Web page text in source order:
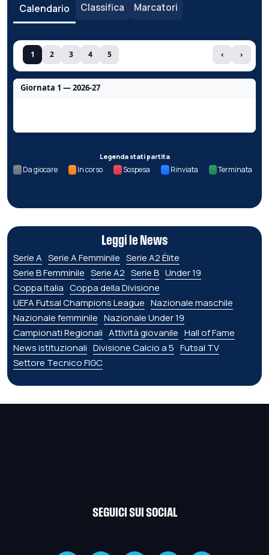
Calendario Classifica Marcatori
1 2 3 4 5 ‹ ›
Giornata 1 — 2026-27
Legenda stati partita
Da giocare In corso Sospesa Rinviata Terminata
Leggi le News
Serie A Serie A Femminile Serie A2 Élite
Serie B Femminile Serie A2 Serie B Under 19
Coppa Italia Coppa della Divisione
UEFA Futsal Champions League Nazionale maschile
Nazionale femminile Nazionale Under 19
Campionati Regionali Attività giovanile Hall of Fame
News istituzionali Divisione Calcio a 5 Futsal TV
Settore Tecnico FIGC
SEGUICI SUI SOCIAL